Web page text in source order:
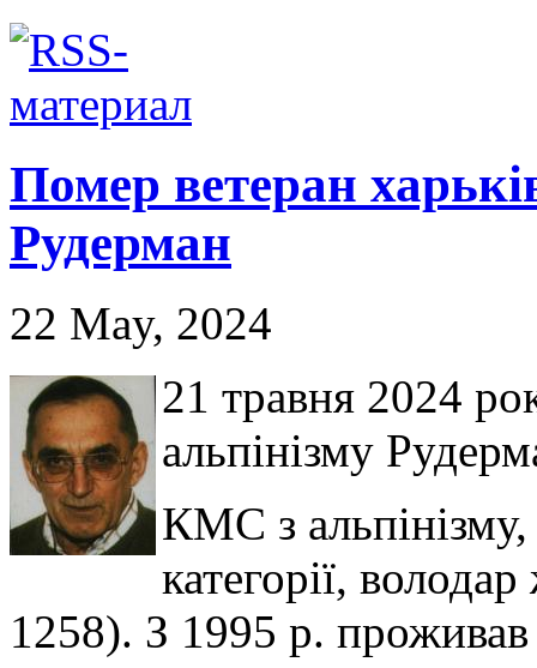
Помер ветеран
Рудерман
22 May, 2024
21 травня 2024
альпінізму
КМС з альпінізму,
категорії,
1258). З 1995 р.